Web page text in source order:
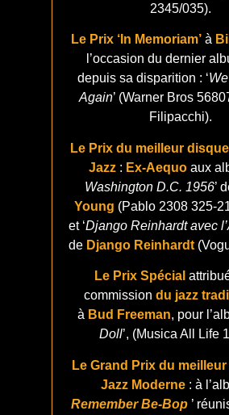
2345/035).
Le Prix ‘In Memoriam’ à
l’occasion du dernier
depuis sa disparition : ‘
Again’ (Warner Bros
Filipacchi).
Le Prix du meilleur
Jazz: Ex-Aequoaux
Washington D.C. 1956’
Young (Pablo 2308 325-
et ‘Django Reinhardt avec
de Django Reinhardt
Le Prix Spécial
commission du jazz
à Bud Freeman, pour
Doll’, (Musica All Life
Le Grand Prix du
Jazz Moderne : à
Remember Be-Bop ’